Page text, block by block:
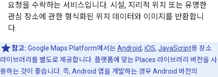
요청을 수락하는 서비스입니다. 시설, 지리적 위치 또는 유명한
관심 장소에 관한 형식화된 위치 데이터와 이미지를 반환합니
다.
참고: Google Maps Platform에서는Android, iOS, JavaScript용 장소
라이브러리를 별도로 제공합니다. 플랫폼에 맞는 Places 라이브러리 버전을 사
용하는 것이 좋습니다. 즉, Android 앱을 개발하는 경우 Android 버전의